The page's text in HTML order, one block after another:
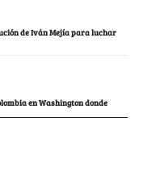
de Iván Mejía para luchar
en Washington donde